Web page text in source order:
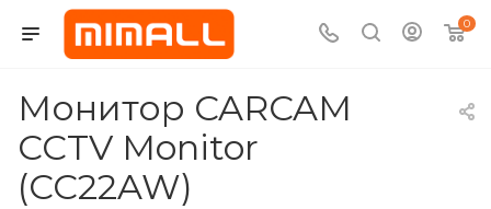
0
Монитор CARCAM
CCTV Monitor
(CC22AW)